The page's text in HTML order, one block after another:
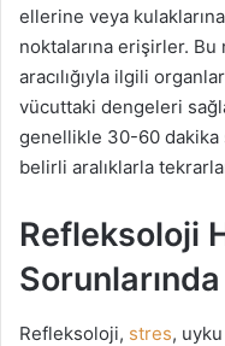
ellerine veya
noktalarına erişirler.
aracılığıyla ilgili
vücuttaki dengeleri
genellikle 30-60 dakika
belirli aralıklarla
Refleksoloji
Sorunlarında
Refleksoloji, stres,